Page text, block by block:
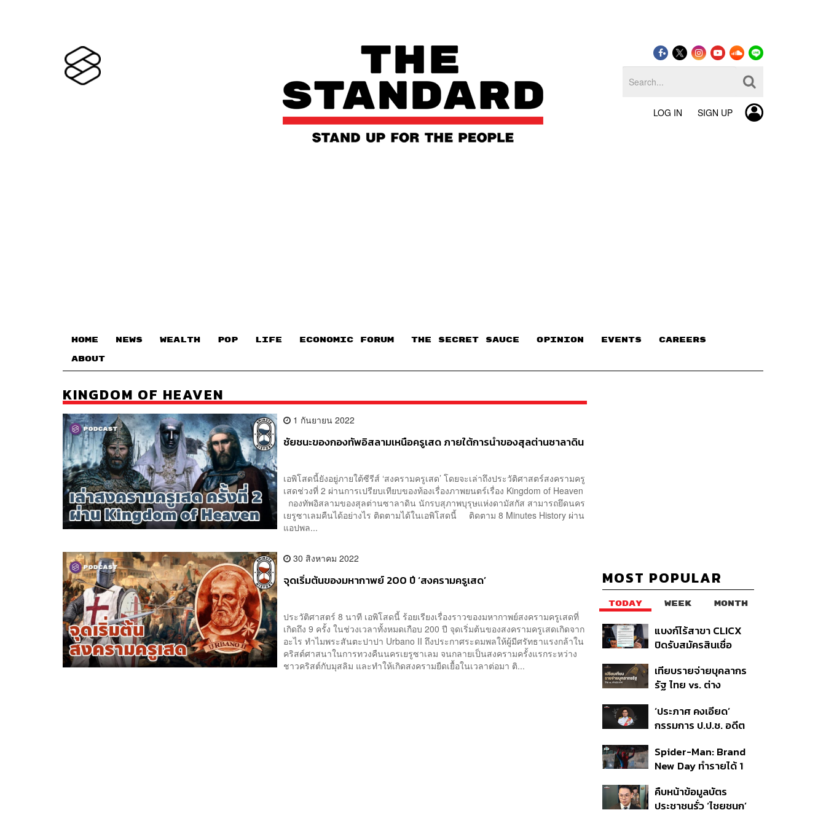
LOG IN SIGN UP
HOME NEWS WEALTH POP LIFE ECONOMIC FORUM THE SECRET SAUCE​ OPINION EVENTS CAREERS
ABOUT
KINGDOM OF HEAVEN
1 กันยายน 2022
ชัยชนะของกองทัพอิสลามเหนือครูเสด ภายใต้การนำของสุลต่านซาลาดิน
เอพิโสดนี้ยังอยู่ภายใต้ซีรีส์ ‘สงครามครูเสด’ โดยจะเล่าถึงประวัติศาสตร์สงครามครู
เสดช่วงที่ 2 ผ่านการเปรียบเทียบของท้องเรื่องภาพยนตร์เรื่อง Kingdom of Heaven
กองทัพอิสลามของสุลต่านซาลาดิน นักรบสุภาพบุรุษแห่งดามัสกัส สามารถยึดนคร
เยรูซาเลมคืนได้อย่างไร ติดตามได้ในเอพิโสดนี้ ติดตาม 8 Minutes History ผ่าน
แอปพล...
30 สิงหาคม 2022
จุดเริ่มต้นของมหากาพย์ 200 ปี ‘สงครามครูเสด’
ประวัติศาสตร์ 8 นาที เอพิโสดนี้ ร้อยเรียงเรื่องราวของมหากาพย์สงครามครูเสดที่
เกิดถึง 9 ครั้ง ในช่วงเวลาทั้งหมดเกือบ 200 ปี จุดเริ่มต้นของสงครามครูเสดเกิดจาก
อะไร ทำไมพระสันตะปาปา Urbano II ถึงประกาศระดมพลให้ผู้มีศรัทธาแรงกล้าใน
คริสต์ศาสนาในการทวงคืนนครเยรูซาเลม จนกลายเป็นสงครามครั้งแรกระหว่าง
ชาวคริสต์กับมุสลิม และทำให้เกิดสงครามยืดเยื้อในเวลาต่อมา ติ...
MOST POPULAR
TODAY WEEK MONTH
แบงก์ไร้สาขา CLICX
ปิดรับสมัครสินเชื่อ
สัญญาณเตือนกลุ่มกู้
เงินผิดวัตถุประสงค์-ให้
คดีเด็ดขาด
เทียบรายจ่ายบุคลากร
รัฐ ไทย vs. ต่าง
100 บาทของคนไทยใช้
ไปกับข้าราชการเฉียด
‘ประภาศ คงเอียด’
กรรมการ ป.ป.ช. อดีต
ถึงแก่อนิจกรรม
Spider-Man: Brand
New Day ทำรายได้ 1
โลกภายใน 6 วัน
คืบหน้าข้อมูลบัตร
ประชาชนรั่ว ‘ไชยชนก’